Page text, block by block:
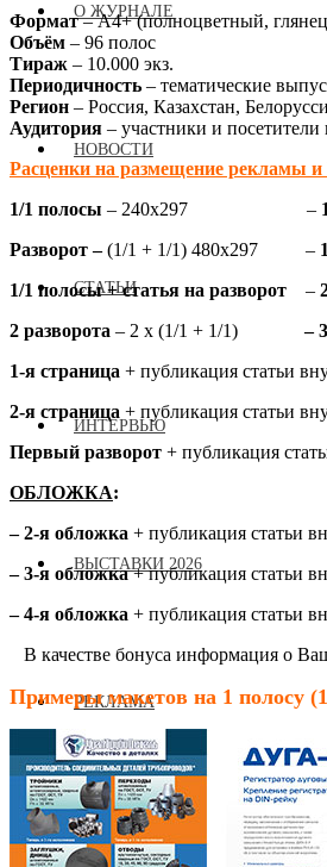
О ЖУРНАЛЕ
НОВОСТИ
СТАТЬИ
ИНТЕРВЬЮ
ВЫСТАВКИ 2026
РЕКЛАМА
КОНТАКТЫ
Формат– А4+ (полноцветный,
Объём – 96 полос
Тираж – 10.000 экз.
Периодичность – тематические
Регион – Россия, Казахстан,
Аудитория – участники и посетители
Расценки на размещение рекламы и
1/1 полосы – 240х297 –
Разворот –(1/1 + 1/1) 480х297 –
1/1 полосы + статья на разворот –
2 разворота – 2 х (1/1 + 1/1)–
1-я страница + публикация статьи
2-я страница + публикация статьи
Первый разворот + публикация
ОБЛОЖКА:
– 2-я обложка + публикация
– 3-я обложка+ публикация
– 4-я обложка + публикация
В качестве бонуса информация о
Примеры макетов на 1 полосу